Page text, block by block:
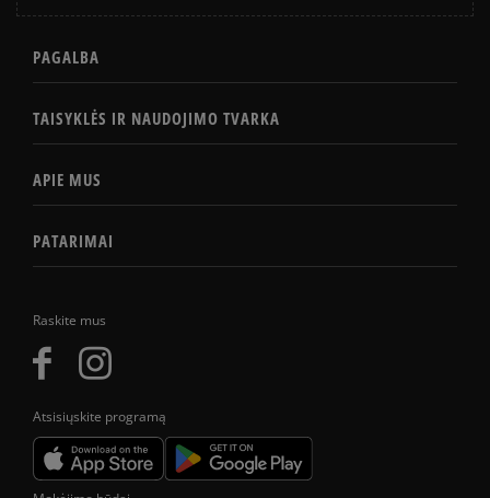
Raskite mus
Atsisiųskite programą
PAGALBA
TAISYKLĖS IR NAUDOJIMO TVARKA
APIE MUS
PATARIMAI